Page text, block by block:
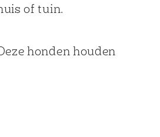
of tuin.
honden houden